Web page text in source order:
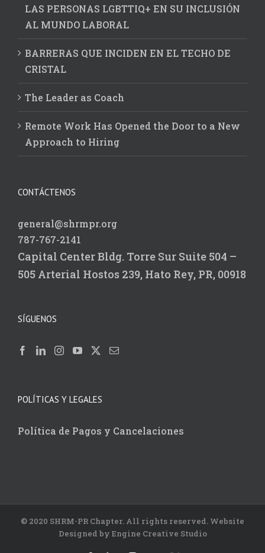
LAS PERSONAS LGBTTIQ+ EN SU INCLUSIÓN
AL MUNDO LABORAL
BARRERAS QUE INCIDEN EN EL TECHO DE
CRISTAL
The Leader as Coach
Remote Work Has Opened the Door to a New
Approach to Hiring
CONTÁCTENOS
general@shrmpr.org
787-767-2141
Capital Center Bldg. Torre Sur Suite 504 –
505 Arterial Hostos 239, Hato Rey, PR, 00918
SÍGUENOS
POLÍTICAS Y LEGALES
Política de Pagos y Cancelaciones
© 2020 SHRM-PR Chapter. All rights reserved. Website
Designed by Engine Creative Studio